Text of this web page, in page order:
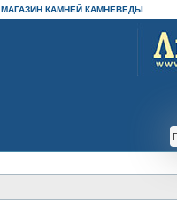
МАГАЗИН КАМНЕЙ КАМНЕВЕДЫ